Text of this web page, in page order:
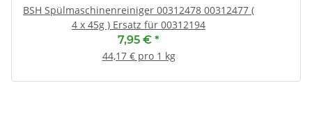
BSH Spülmaschinenreiniger 00312478 00312477 (
4 x 45g ) Ersatz für 00312194
7,95 € *
44,17 € pro 1 kg